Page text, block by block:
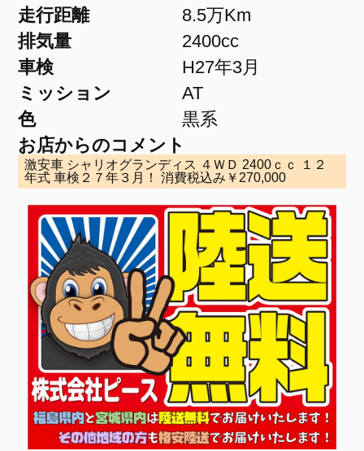
走行距離
8.5万Km
排気量
2400cc
車検
H27年3月
ミッション
AT
色
黒系
お店からのコメント
激安車 シャリオグランディス ４ＷＤ 2400ｃｃ １２
年式 車検２７年３月！ 消費税込み￥270,000